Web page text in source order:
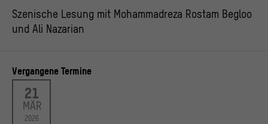
Szenische Lesung mit Mohammadreza Rostam Begloo
und Ali Nazarian
Vergangene Termine
21
MÄR
2026